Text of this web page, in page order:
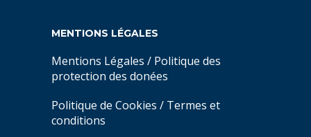
MENTIONS LÉGALES
Mentions Légales / Politique des
protection des donées
Politique de Cookies / Termes et
conditions